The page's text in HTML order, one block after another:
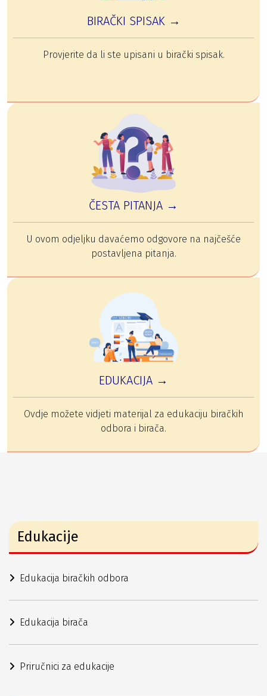
BIRAČKI SPISAK →
Provjerite da li ste upisani u birački spisak.
ČESTA PITANJA →
U ovom odjeljku davaćemo odgovore na najčešće
postavljena pitanja.
EDUKACIJA →
Ovdje možete vidjeti materijal za edukaciju biračkih
odbora i birača.
Edukacije
Edukacija biračkih odbora
Edukacija birača
Priručnici za edukacije